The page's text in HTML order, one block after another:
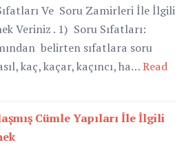
Ve Soru Zamirleri İle İlgili
Veriniz . 1) Soru Sıfatları:
belirten sıfatlara soru
kaç, kaçar, kaçıncı, ha…Read
Cümle Yapıları İle İlgili